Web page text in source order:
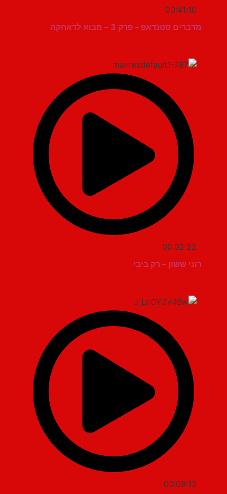
00:41:10
מדברים סטנדאפ – פרק 3 – מבוא לדאחקה
00:02:22
רוני ששון – רק ביבי
00:09:13